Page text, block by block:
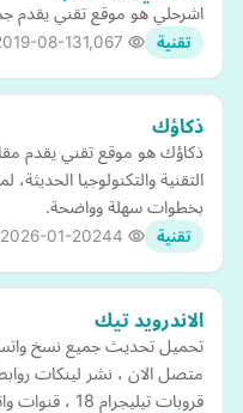
اشرحلي هو موقع تقني يقدم
تقنية 08-13
ذكاؤك
ذكاؤك هو موقع تقني يقدم
التقنية والتكنولوجيا
بخطوات سهلة وواضحة.
تقنية 2026-01-20
الاندرويد تيك
تحميل تحديث جميع نسخ
متصل الان ، نشر لينكات
قروبات تيليجرام 18 ، قنوات واتس اب